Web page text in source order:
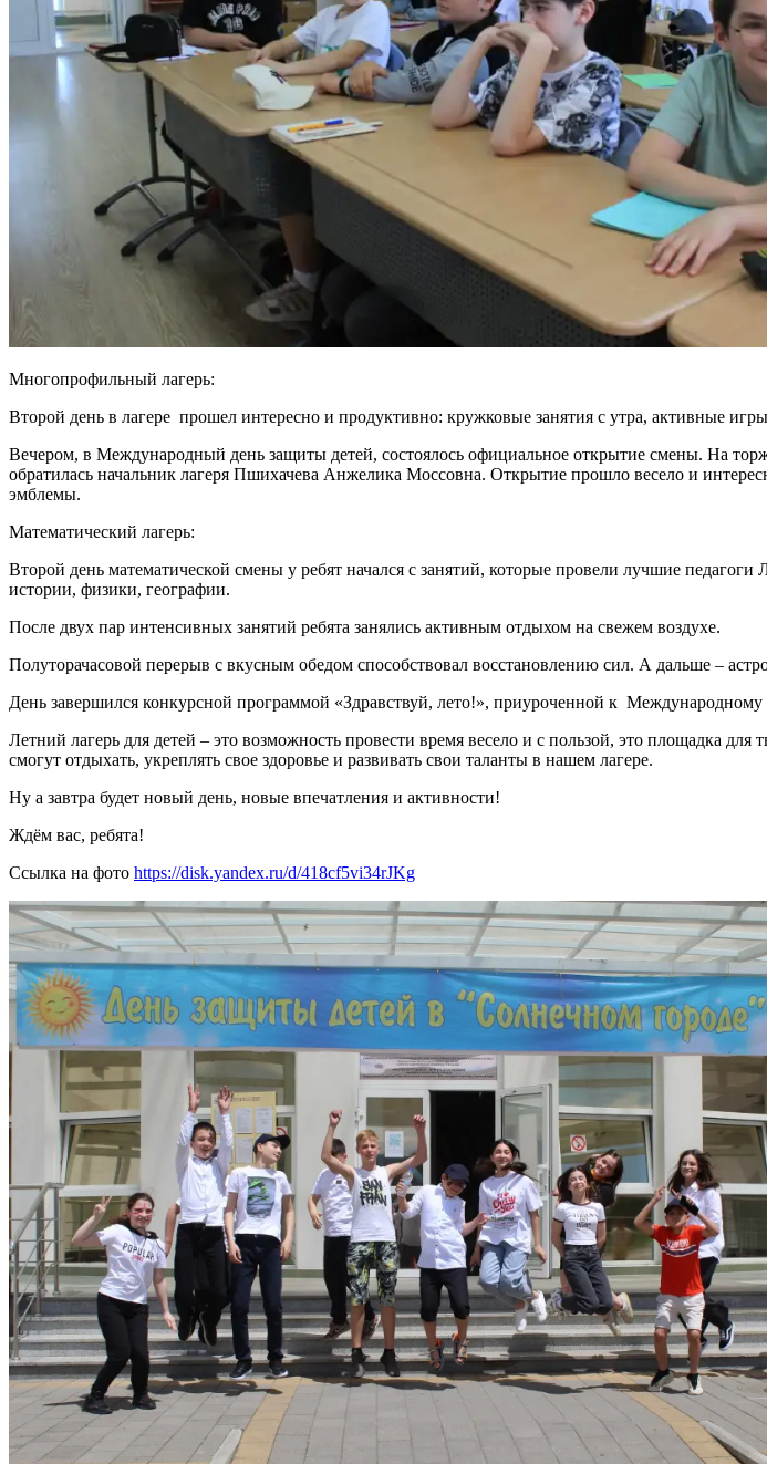
Многопрофильный лагерь:
Второй день в лагере прошел интересно и продуктивно: кружковые занятия с утра, активные
Вечером, в Международный день защиты детей, состоялось официальное открытие смены. На
обратилась начальник лагеря Пшихачева Анжелика Моссовна. Открытие прошло весело и
эмблемы.
Математический лагерь:
Второй день математической смены у ребят начался с занятий, которые провели лучшие
истории, физики, географии.
После двух пар интенсивных занятий ребята занялись активным отдыхом на свежем воздухе.
Полуторачасовой перерыв с вкусным обедом способствовал восстановлению сил. А дальше –
День завершился конкурсной программой «Здравствуй, лето!», приуроченной к
Летний лагерь для детей – это возможность провести время весело и с пользой, это площадка
смогут отдыхать, укреплять свое здоровье и развивать свои таланты в нашем лагере.
Ну а завтра будет новый день, новые впечатления и активности!
Ждём вас, ребята!
Ссылка на фото https://disk.yandex.ru/d/418cf5vi34rJKg